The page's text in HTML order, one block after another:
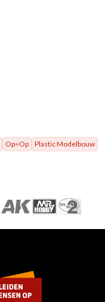
Op=Op
Plastic Modelbouw